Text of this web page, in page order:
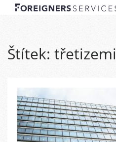
Štítek: třetizemi